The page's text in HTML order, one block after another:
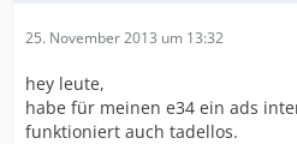
25. November 2013 um 13:32
hey leute,
habe für meinen e34 ein ads
funktioniert auch tadellos.